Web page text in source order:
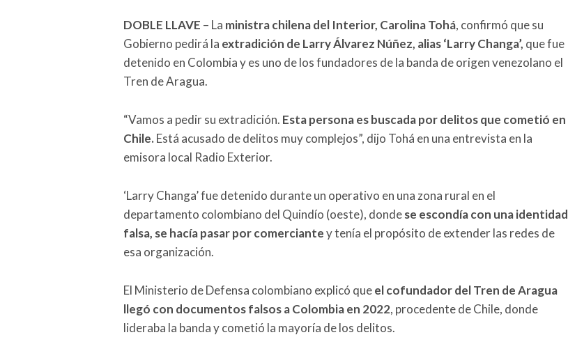
DOBLE LLAVE – La ministra chilena del Interior, Carolina Tohá, confirmó que su
Gobierno pedirá la extradición de Larry Álvarez Núñez, alias ‘Larry Changa’, que fue
detenido en Colombia y es uno de los fundadores de la banda de origen venezolano el
Tren de Aragua.
“Vamos a pedir su extradición. Esta persona es buscada por delitos que cometió en
Chile. Está acusado de delitos muy complejos”, dijo Tohá en una entrevista en la
emisora local Radio Exterior.
‘Larry Changa’ fue detenido durante un operativo en una zona rural en el
departamento colombiano del Quindío (oeste), dondese escondía con una identidad
falsa, se hacía pasar por comerciantey tenía el propósito de extender las redes de
esa organización.
El Ministerio de Defensa colombiano explicó queel cofundador del Tren de Aragua
llegó con documentos falsos a Colombia en 2022, procedente de Chile, donde
lideraba la banda y cometió la mayoría de los delitos.